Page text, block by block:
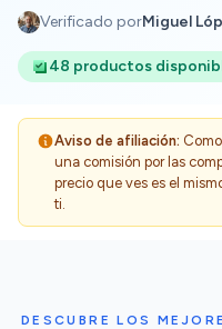
Verificado porMiguel
48 productos
Aviso de afiliación:
una comisión por las
precio que ves es el
ti.
DESCUBRE LOS